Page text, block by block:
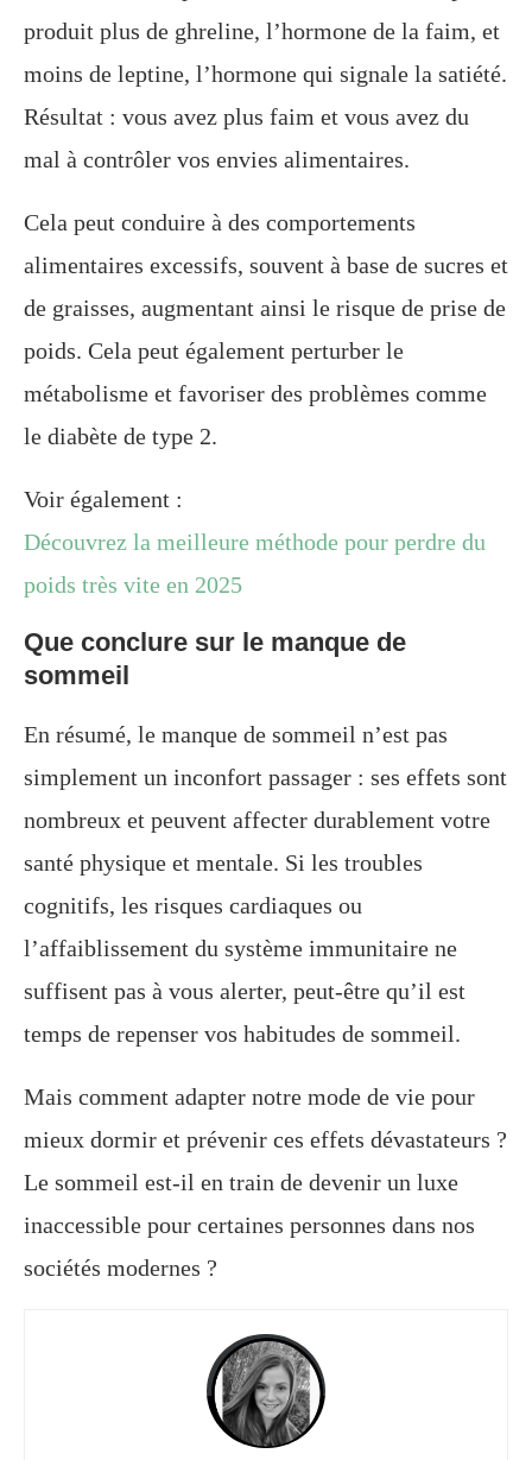
produit plus de ghreline, l’hormone de la faim, et
moins de leptine, l’hormone qui signale la satiété.
Résultat : vous avez plus faim et vous avez du
mal à contrôler vos envies alimentaires.
Cela peut conduire à des comportements
alimentaires excessifs, souvent à base de sucres et
de graisses, augmentant ainsi le risque de prise de
poids. Cela peut également perturber le
métabolisme et favoriser des problèmes comme
le diabète de type 2.
Voir également :
Découvrez la meilleure méthode pour perdre du
poids très vite en 2025
Que conclure sur le manque de
sommeil
En résumé, le manque de sommeil n’est pas
simplement un inconfort passager : ses effets sont
nombreux et peuvent affecter durablement votre
santé physique et mentale. Si les troubles
cognitifs, les risques cardiaques ou
l’affaiblissement du système immunitaire ne
suffisent pas à vous alerter, peut-être qu’il est
temps de repenser vos habitudes de sommeil.
Mais comment adapter notre mode de vie pour
mieux dormir et prévenir ces effets dévastateurs ?
Le sommeil est-il en train de devenir un luxe
inaccessible pour certaines personnes dans nos
sociétés modernes ?